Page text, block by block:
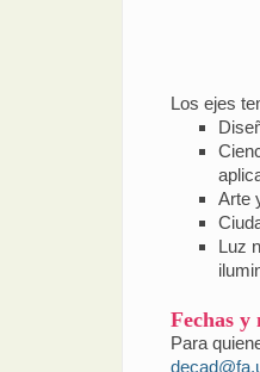
Los ejes
Arte
Luz
Fechas y
Para